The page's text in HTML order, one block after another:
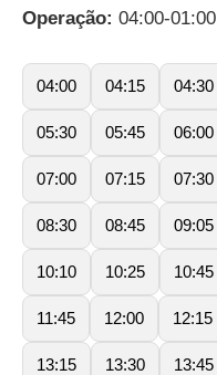
Operação: 04:00-01:00
04:00 04:15 04:30
05:30 05:45 06:00
07:00 07:15 07:30
08:30 08:45 09:05
10:10 10:25 10:45
11:45 12:00 12:15
13:15 13:30 13:45